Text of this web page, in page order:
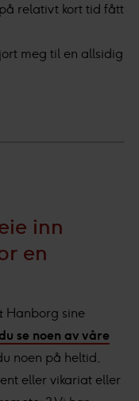
relativt kort tid fått
meg til en allsidig
inn
en
Hanborg sine
se noen av våre
noen på heltid,
eller vikariat eller